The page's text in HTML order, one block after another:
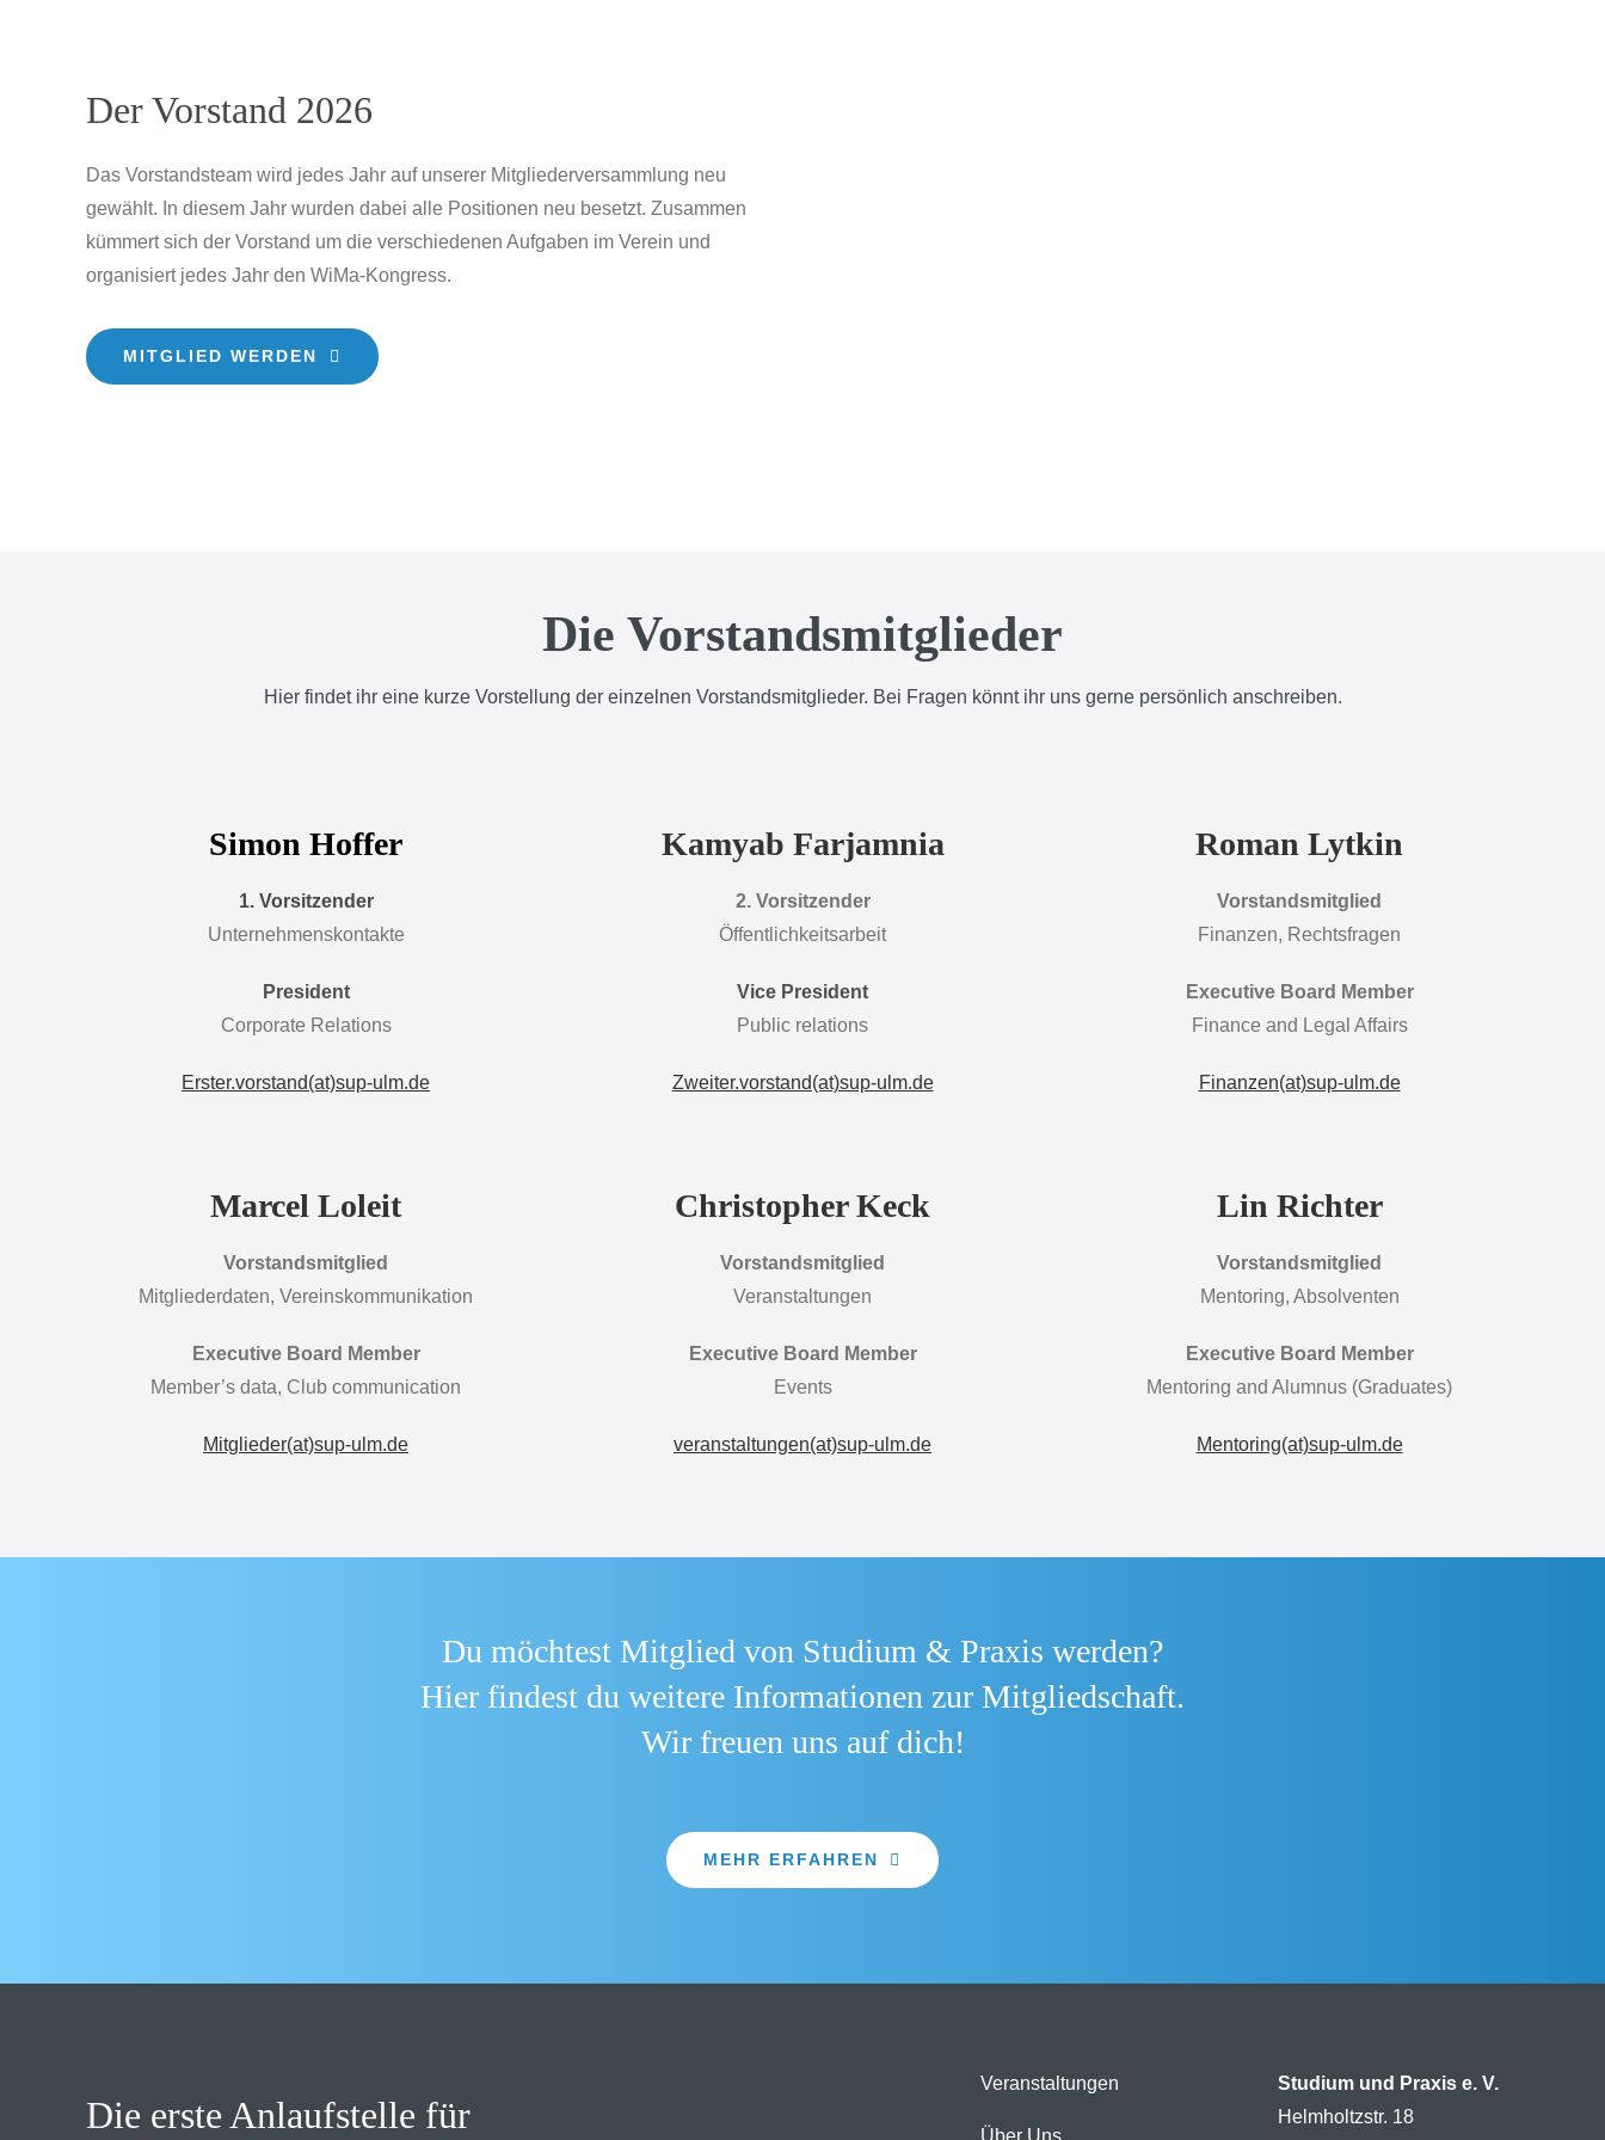
Der Vorstand 2026
Das Vorstandsteam wird jedes Jahr auf unserer Mitgliederversammlung neu
gewählt. In diesem Jahr wurden dabei alle Positionen neu besetzt. Zusammen
kümmert sich der Vorstand um die verschiedenen Aufgaben im Verein und
organisiert jedes Jahr den WiMa-Kongress.
MITGLIED WERDEN
Die Vorstandsmitglieder
Hier findet ihr eine kurze Vorstellung der einzelnen Vorstandsmitglieder. Bei Fragen könnt ihr uns gerne persönlich anschreiben.
Simon Hoffer
1. Vorsitzender
Unternehmenskontakte
President
Corporate Relations
Erster.vorstand(at)sup-ulm.de
Kamyab Farjamnia
2. Vorsitzender
Öffentlichkeitsarbeit
Vice President
Public relations
Zweiter.vorstand(at)sup-ulm.de
Roman Lytkin
Vorstandsmitglied
Finanzen, Rechtsfragen
Executive Board Member
Finance and Legal Affairs
Finanzen(at)sup-ulm.de
Marcel Loleit
Vorstandsmitglied
Mitgliederdaten, Vereinskommunikation
Executive Board Member
Member’s data, Club communication
Mitglieder(at)sup-ulm.de
Christopher Keck
Vorstandsmitglied
Veranstaltungen
Executive Board Member
Events
veranstaltungen(at)sup-ulm.de
Lin Richter
Vorstandsmitglied
Mentoring, Absolventen
Executive Board Member
Mentoring and Alumnus (Graduates)
Mentoring(at)sup-ulm.de
Du möchtest Mitglied von Studium & Praxis werden?
Hier findest du weitere Informationen zur Mitgliedschaft.
Wir freuen uns auf dich!
MEHR ERFAHREN
Die erste Anlaufstelle für
Veranstaltungen
Über Uns
Studium und Praxis e. V.
Helmholtzstr. 18